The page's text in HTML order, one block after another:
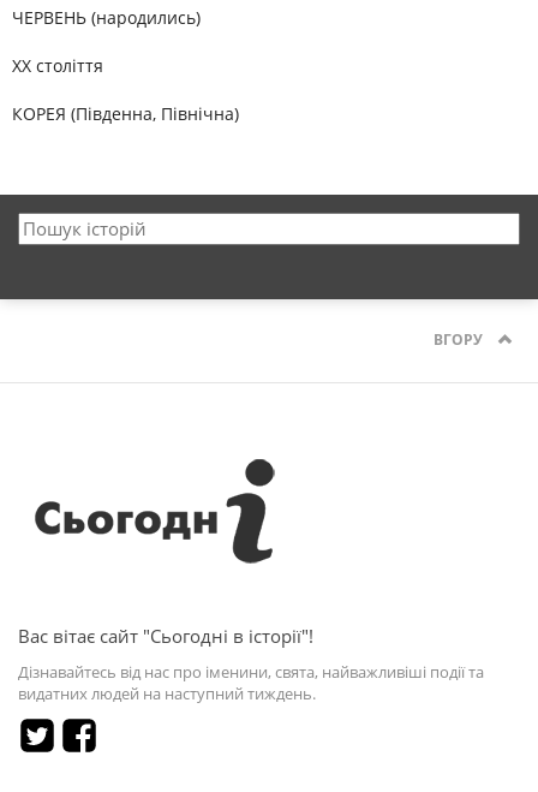
ЧЕРВЕНЬ (народились)
XX століття
КОРЕЯ (Південна, Північна)
ВГОРУ
Вас вітає сайт "Сьогодні в історії"!
Дізнавайтесь від нас про іменини, свята, найважливіші події та
видатних людей на наступний тиждень.